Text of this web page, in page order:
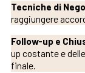
Tecniche di
raggiungere
Follow-up e
up costante e
finale.